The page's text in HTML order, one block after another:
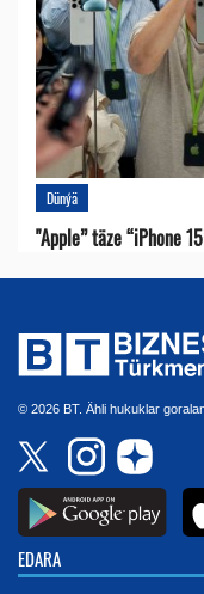
Dünýä
"Apple” täze “iPhone
© 2026 BT. Ähli hukuklar
EDARA